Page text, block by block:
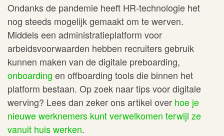
Ondanks de pandemie heeft HR-technologie het
nog steeds mogelijk gemaakt om te werven.
Middels een administratieplatform voor
arbeidsvoorwaarden hebben recruiters gebruik
kunnen maken van de digitale preboarding,
onboarding en offboarding tools die binnen het
platform bestaan. Op zoek naar tips voor digitale
werving? Lees dan zeker ons artikel over hoe je
nieuwe werknemers kunt verwelkomen terwijl ze
vanuit huis werken.